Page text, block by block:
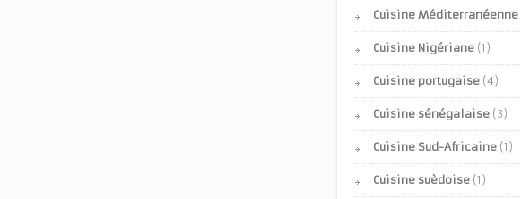
Cuisine Méditerranéenne
Cuisine Nigériane (1)
Cuisine portugaise (4)
Cuisine sénégalaise (3)
Cuisine Sud-Africaine (1)
Cuisine suèdoise (1)